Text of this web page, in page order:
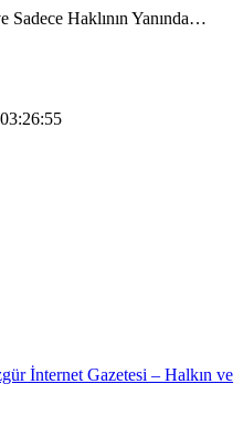
Sadece Haklının Yanında…
İnternet Gazetesi – Halkın ve